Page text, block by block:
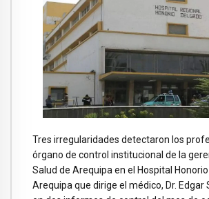
Tres irregularidades detectaron los
órgano de control institucional de la
Salud de Arequipa en el Hospital
Arequipa que dirige el médico, Dr. Edgar